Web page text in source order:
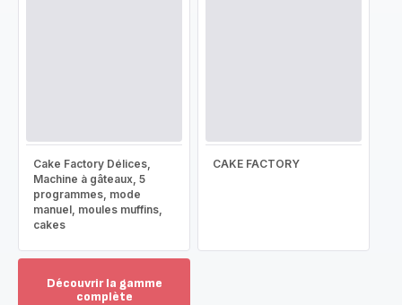
Cake Factory Délices,
Machine à gâteaux, 5
programmes, mode
manuel, moules muffins,
cakes
CAKE FACTORY
Découvrir la gamme
complète